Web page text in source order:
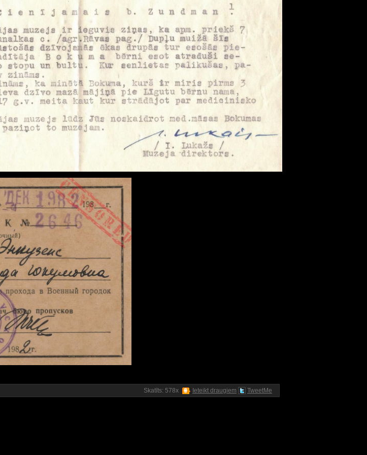
Skatīts: 578x Ieteikt draugiem TweetMe